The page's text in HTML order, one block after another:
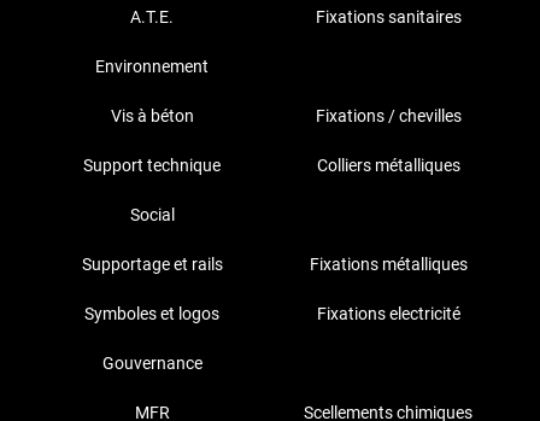
A.T.E. Fixations sanitaires
Environnement
Vis à béton Fixations / chevilles
Support technique Colliers métalliques
Social
Supportage et rails Fixations métalliques
Symboles et logos Fixations electricité
Gouvernance
MFR Scellements chimiques